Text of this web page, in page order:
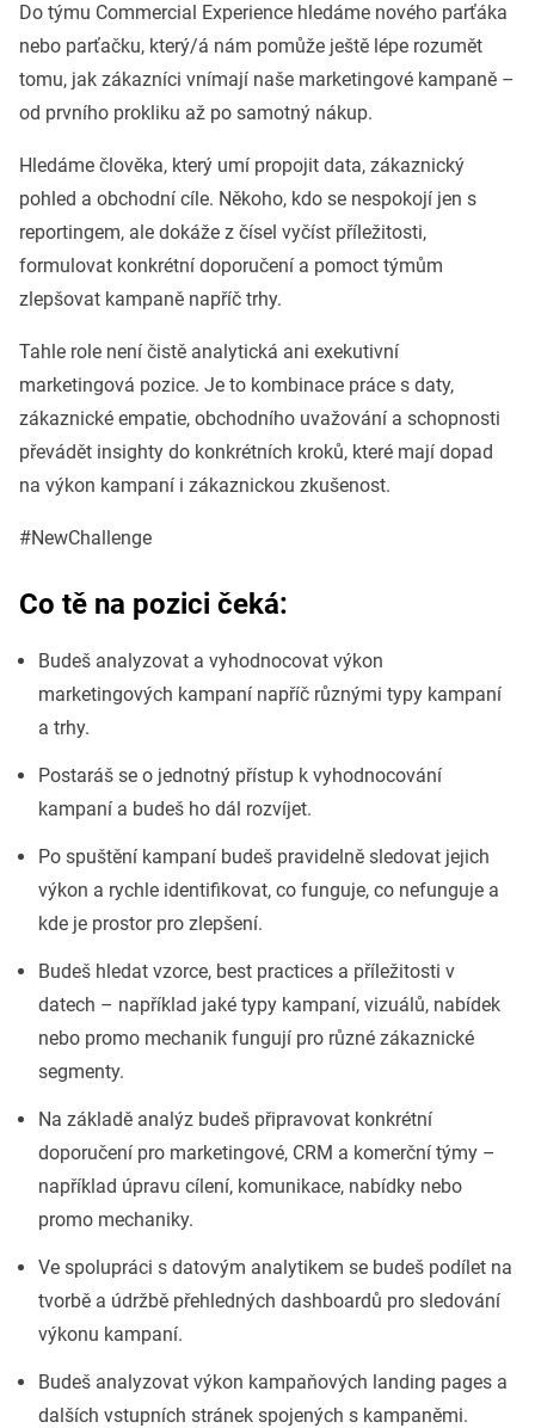
Do týmu Commercial Experience hledáme nového parťáka
nebo parťačku, který/á nám pomůže ještě lépe rozumět
tomu, jak zákazníci vnímají naše marketingové kampaně –
od prvního prokliku až po samotný nákup.
Hledáme člověka, který umí propojit data, zákaznický
pohled a obchodní cíle. Někoho, kdo se nespokojí jen s
reportingem, ale dokáže z čísel vyčíst příležitosti,
formulovat konkrétní doporučení a pomoct týmům
zlepšovat kampaně napříč trhy.
Tahle role není čistě analytická ani exekutivní
marketingová pozice. Je to kombinace práce s daty,
zákaznické empatie, obchodního uvažování a schopnosti
převádět insighty do konkrétních kroků, které mají dopad
na výkon kampaní i zákaznickou zkušenost.
#NewChallenge
Co tě na pozici čeká:
Budeš analyzovat a vyhodnocovat výkon
marketingových kampaní napříč různými typy kampaní
a trhy.
Postaráš se o jednotný přístup k vyhodnocování
kampaní a budeš ho dál rozvíjet.
Po spuštění kampaní budeš pravidelně sledovat jejich
výkon a rychle identifikovat, co funguje, co nefunguje a
kde je prostor pro zlepšení.
Budeš hledat vzorce, best practices a příležitosti v
datech – například jaké typy kampaní, vizuálů, nabídek
nebo promo mechanik fungují pro různé zákaznické
segmenty.
Na základě analýz budeš připravovat konkrétní
doporučení pro marketingové, CRM a komerční týmy –
například úpravu cílení, komunikace, nabídky nebo
promo mechaniky.
Ve spolupráci s datovým analytikem se budeš podílet na
tvorbě a údržbě přehledných dashboardů pro sledování
výkonu kampaní.
Budeš analyzovat výkon kampaňových landing pages a
dalších vstupních stránek spojených s kampaněmi.